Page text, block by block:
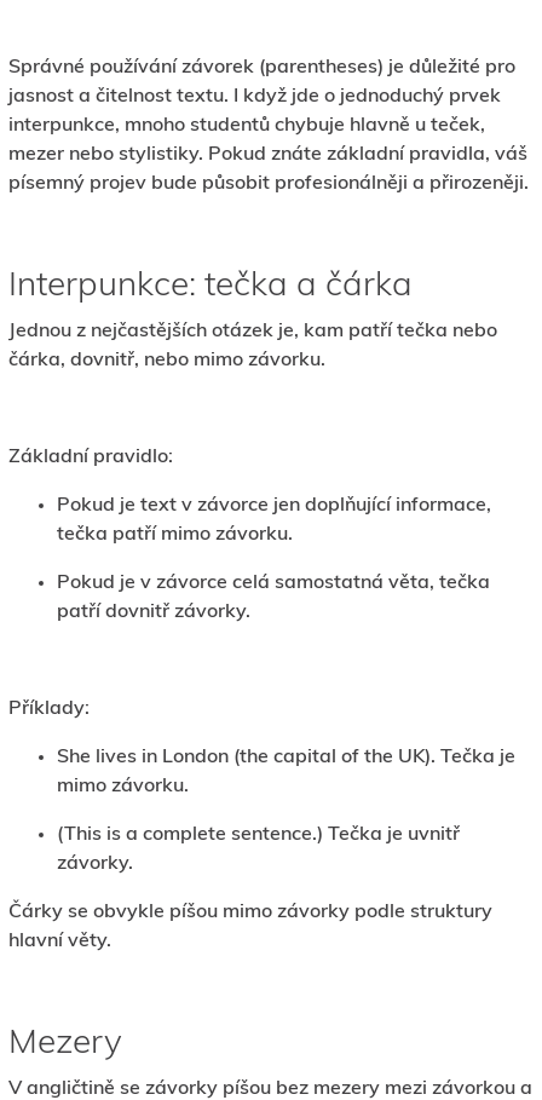
Správné používání závorek (parentheses) je důležité pro
jasnost a čitelnost textu. I když jde o jednoduchý prvek
interpunkce, mnoho studentů chybuje hlavně u teček,
mezer nebo stylistiky. Pokud znáte základní pravidla, váš
písemný projev bude působit profesionálněji a přirozeněji.
Interpunkce: tečka a čárka
Jednou z nejčastějších otázek je, kam patří tečka nebo
čárka, dovnitř, nebo mimo závorku.
Základní pravidlo:
Pokud je text v závorce jen doplňující informace,
tečka patří mimo závorku.
Pokud je v závorce celá samostatná věta, tečka
patří dovnitř závorky.
Příklady:
She lives in London (the capital of the UK). Tečka je
mimo závorku.
(This is a complete sentence.) Tečka je uvnitř
závorky.
Čárky se obvykle píšou mimo závorky podle struktury
hlavní věty.
Mezery
V angličtině se závorky píšou bez mezery mezi závorkou a